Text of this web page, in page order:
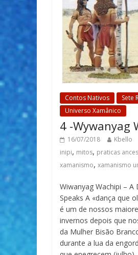
Contos Nativos
Sete
Universo Xamânico
4 -Wywanyag
16/07/2018 Kbello
inipi, mitos, praticas
xamanismo, xamanismo
Wiwanyag Wachipi – A
Speaks A «dança que
é um de nossos
invernos depois que
da Mulher Bisão
durante a lua da